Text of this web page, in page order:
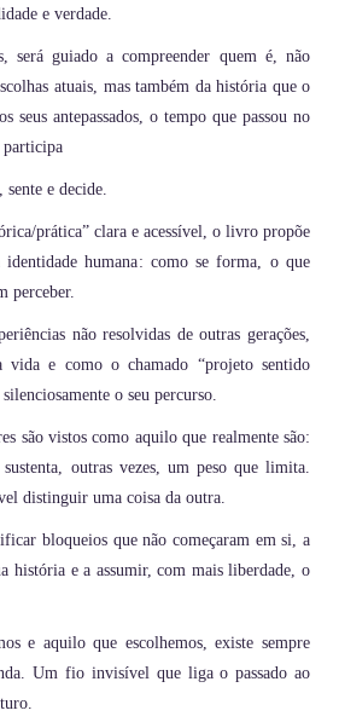
e verdade.
será guiado a compreender quem é, não
atuais, mas também da história que o
seus antepassados, o tempo que passou no
participa
e decide.
prática” clara e acessível, o livro propõe
humana: como se forma, o que
perceber.
não resolvidas de outras gerações,
vida e como o chamado “projeto sentido
o seu percurso.
são vistos como aquilo que realmente são:
outras vezes, um peso que limita.
distinguir uma coisa da outra.
bloqueios que não começaram em si, a
história e a assumir, com mais liberdade, o
e aquilo que escolhemos, existe sempre
Um fio invisível que liga o passado ao